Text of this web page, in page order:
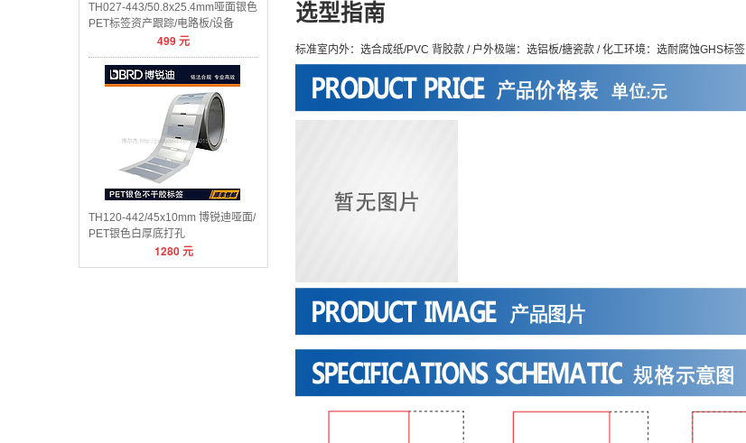
TH027-443/50.8x25.4mm哑面银色
PET标签资产跟踪/电路板/设备
499元
TH120-442/45x10mm 博锐迪哑面/
PET银色白厚底打孔
1280元
选型指南
标准室内外：选合成纸/PVC 背胶款 / 户外极端：选铝板/搪瓷款 / 化工环境：选耐腐蚀GHS标签